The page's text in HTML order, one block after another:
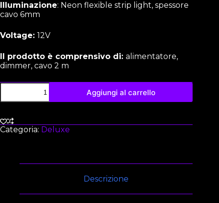
Illuminazione: Neon flexible strip light, spessore
cavo 6mm
Voltage: 12V
Il prodotto è comprensivo di: alimentatore,
dimmer, cavo 2 m
Aggiungi al carrello
Categoria: Deluxe
Descrizione